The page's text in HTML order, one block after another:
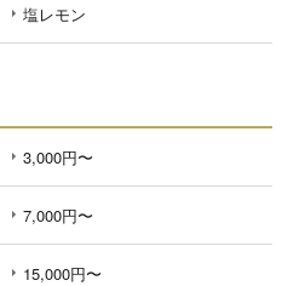
塩レモン
3,000円〜
7,000円〜
15,000円〜